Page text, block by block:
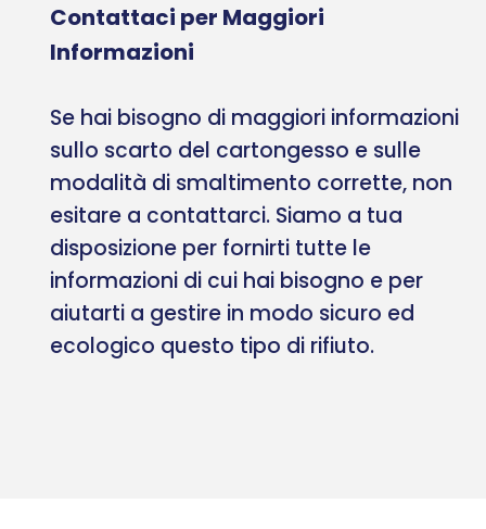
Contattaci per Maggiori
Informazioni
Se hai bisogno di maggiori informazioni
sullo scarto del cartongesso e sulle
modalità di smaltimento corrette, non
esitare a contattarci. Siamo a tua
disposizione per fornirti tutte le
informazioni di cui hai bisogno e per
aiutarti a gestire in modo sicuro ed
ecologico questo tipo di rifiuto.